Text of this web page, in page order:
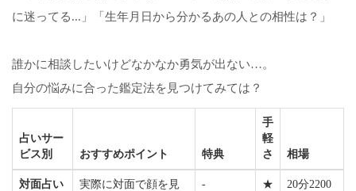
に迷ってる...」「生年月日から分かるあの人との相性は？」
誰かに相談したいけどなかなか勇気が出ない…。
自分の悩みに合った鑑定法を見つけてみては？
占いサー
ビス別
おすすめポイント 特典
手
軽
さ
相場
対面占い
実際に対面で顔を見
- ★
20分2200